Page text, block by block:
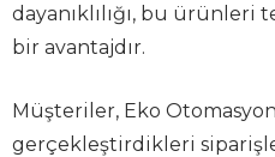
dayanıklılığı, bu
bir avantajdır.
Müşteriler, Eko
gerçekleştirdikleri